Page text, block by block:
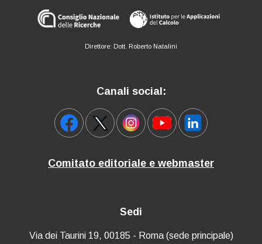
Direttore: Dott. Roberto Natalini
Canali social:
Comitato editoriale e webmaster
Sedi
Via dei Taurini 19, 00185 - Roma (sede principale)